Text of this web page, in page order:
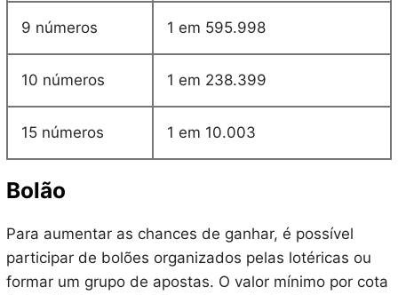
9 números 1 em 595.998
10 números 1 em 238.399
15 números 1 em 10.003
Bolão
Para aumentar as chances de ganhar, é possível
participar de bolões organizados pelas lotéricas ou
formar um grupo de apostas. O valor mínimo por cota